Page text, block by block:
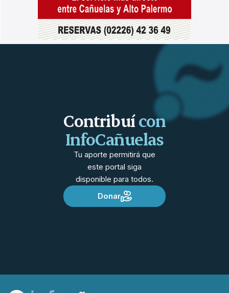
Contribuícon
InfoCañuelas
Tu aporte permitirá que
este portal siga
disponible para todos.
Donar